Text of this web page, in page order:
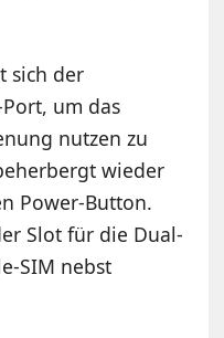
sich der
um das
nutzen zu
wieder
Power-Button.
Slot für die Dual-
SIM nebst